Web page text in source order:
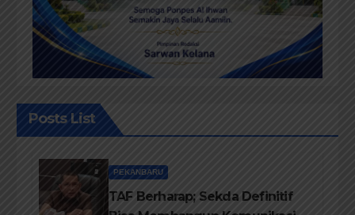
Posts List
PEKANBARU
TAF Berharap; Sekda Definitif